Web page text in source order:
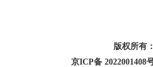
版权所有
京ICP备 2022001408